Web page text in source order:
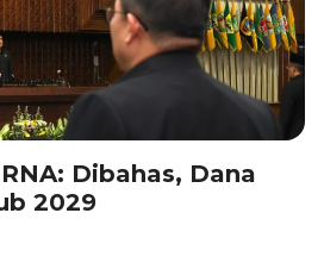
Dibahas, Dana
2029